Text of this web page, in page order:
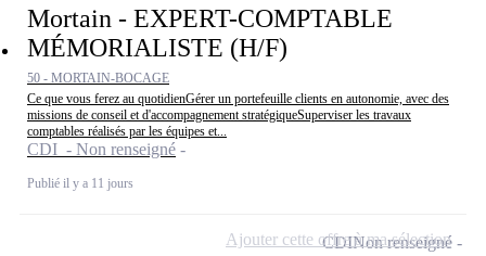
Mortain - EXPERT-COMPTABLE
MÉMORIALISTE (H/F)
50 - MORTAIN-BOCAGE
Ce que vous ferez au quotidienGérer un portefeuille clients en autonomie, avec des
missions de conseil et d'accompagnement stratégiqueSuperviser les travaux
comptables réalisés par les équipes et...
CDI - Non renseigné
Publié il y a 11 jours
CDINon renseigné
Ajouter cette offre à ma sélection